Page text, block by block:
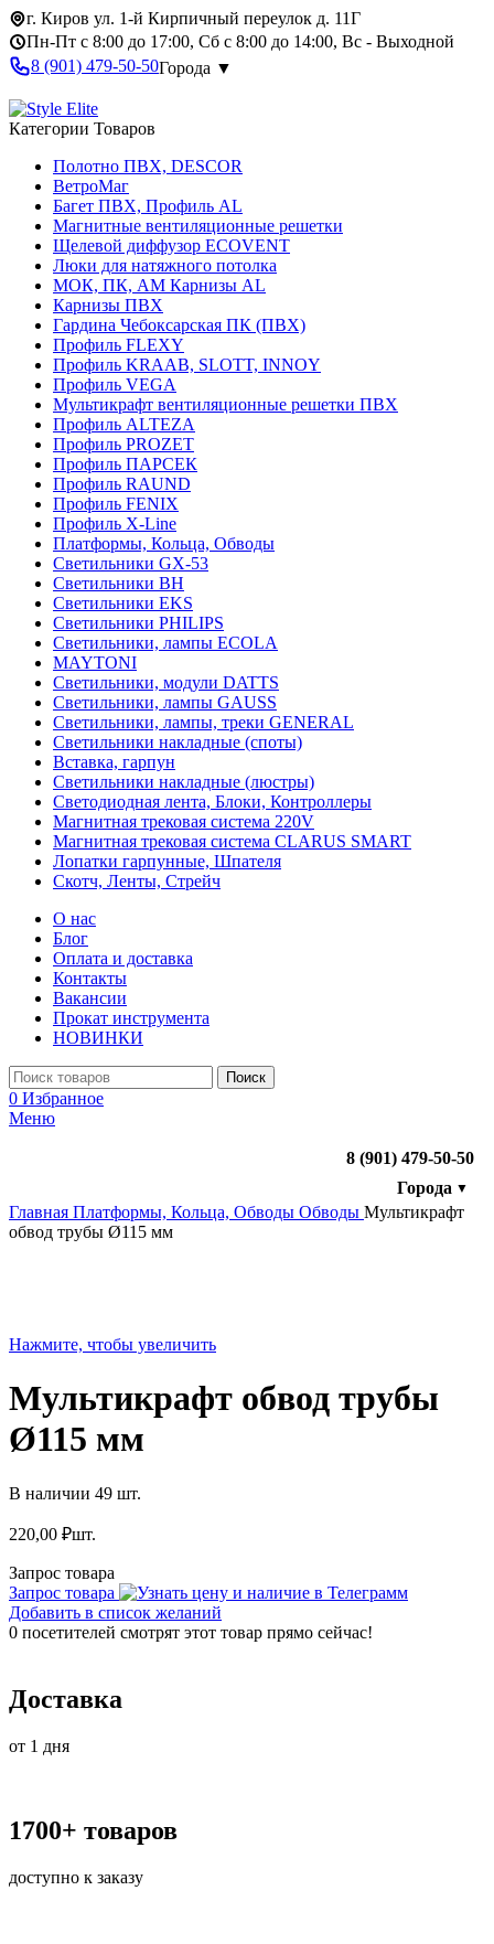
г. Киров ул. 1-й Кирпичный переулок д. 11Г
Пн-Пт с 8:00 до 17:00, Сб с 8:00 до 14:00, Вс - Выходной
8 (901) 479-50-50Города ▼
Категории Товаров
Полотно ПВХ, DESCOR
ВетроМаг
Багет ПВХ, Профиль AL
Магнитные вентиляционные решетки
Щелевой диффузор ECOVENT
Люки для натяжного потолка
МОК, ПК, АМ Карнизы AL
Карнизы ПВХ
Гардина Чебоксарская ПК (ПВХ)
Профиль FLEXY
Профиль KRAAB, SLOTT, INNOY
Профиль VEGA
Мультикрафт вентиляционные решетки ПВХ
Профиль ALTEZA
Профиль PROZET
Профиль ПАРСЕК
Профиль RAUND
Профиль FENIX
Профиль Х-Line
Платформы, Кольца, Обводы
Светильники GX-53
Светильники BH
Светильники EKS
Светильники PHILIPS
Светильники, лампы ECOLA
MAYTONI
Светильники, модули DATTS
Светильники, лампы GAUSS
Светильники, лампы, треки GENERAL
Светильники накладные (споты)
Вставка, гарпун
Светильники накладные (люстры)
Светодиодная лента, Блоки, Контроллеры
Магнитная трековая система 220V
Магнитная трековая система CLARUS SMART
Лопатки гарпунные, Шпателя
Скотч, Ленты, Стрейч
О нас
Блог
Оплата и доставка
Контакты
Вакансии
Прокат инструмента
НОВИНКИ
Поиск
0 Избранное
Меню
8 (901) 479-50-50
Города ▼
Главная Платформы, Кольца, Обводы Обводы Мультикрафт
обвод трубы Ø115 мм
Нажмите, чтобы увеличить
Мультикрафт обвод трубы
Ø115 мм
В наличии 49 шт.
220,00 ₽шт.
Запрос товара
Запрос товара
Добавить в список желаний
0 посетителей смотрят этот товар прямо сейчас!
Доставка
от 1 дня
1700+ товаров
доступно к заказу